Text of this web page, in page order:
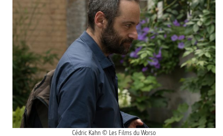
Cédric Kahn © Les Films du Worso